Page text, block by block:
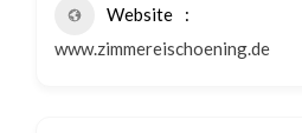
Website
www.zimmereischoening.de